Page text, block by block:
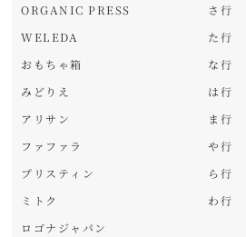
ORGANIC PRESS
WELEDA
おもちゃ箱
みどりえ
アリサン
ファファラ
プリスティン
ミトク
ロゴナジャパン
さ行
た行
な行
は行
ま行
や行
ら行
わ行